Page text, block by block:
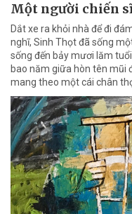
Một người chiến
Dắt xe ra khỏi nhà để đi
nghĩ, Sinh Thọt đã sống
sống đến bảy mươi lăm
bao năm giữa hòn tên mũi
mang theo một cái chân